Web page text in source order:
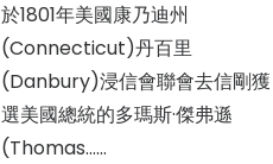
於1801年美國康乃迪州
(Connecticut)丹百里
(Danbury)浸信會聯會去信剛獲
選美國總統的多瑪斯·傑弗遜
(Thomas……